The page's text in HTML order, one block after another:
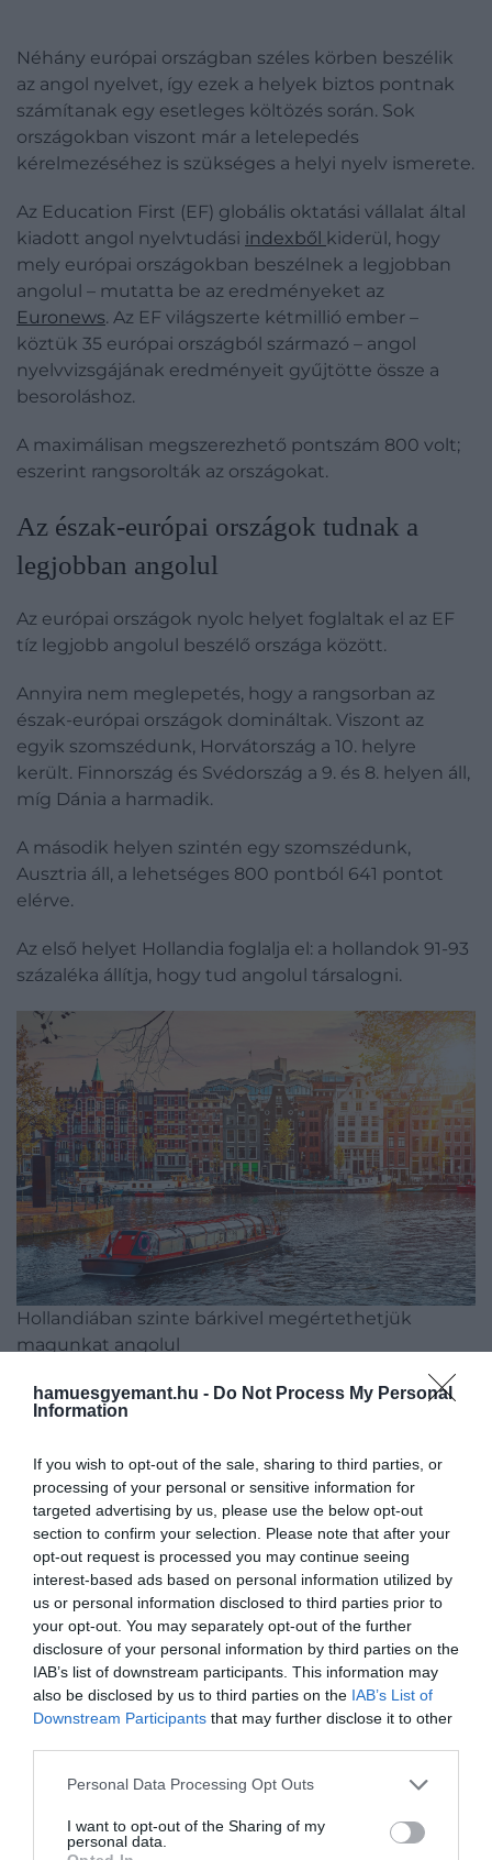
hamuesgyemant.hu - Do Not Process My Personal
Information
If you wish to opt-out of the sale, sharing to third parties, or
processing of your personal or sensitive information for
targeted advertising by us, please use the below opt-out
section to confirm your selection. Please note that after your
opt-out request is processed you may continue seeing
interest-based ads based on personal information utilized by
us or personal information disclosed to third parties prior to
your opt-out. You may separately opt-out of the further
disclosure of your personal information by third parties on the
IAB’s list of downstream participants. This information may
also be disclosed by us to third parties on the IAB’s List of
Downstream Participants that may further disclose it to other
Please note that this website/app uses one or more Google
not limited to your visit or usage behaviour. You may click to
grant or deny consent to Google and its third-party tags to
Personal Data Processing Opt Outs
I want to opt-out of the Sharing of my
personal data.
Néhány európai országban széles körben beszélik
az angol nyelvet, így ezek a helyek biztos pontnak
számítanak egy esetleges költözés során. Sok
országokban viszont már a letelepedés
kérelmezéséhez is szükséges a helyi nyelv ismerete.
Az Education First (EF) globális oktatási vállalat által
kiadott angol nyelvtudási indexből kiderül, hogy
mely európai országokban beszélnek a legjobban
angolul – mutatta be az eredményeket az
Euronews. Az EF világszerte kétmillió ember –
köztük 35 európai országból származó – angol
nyelvvizsgájának eredményeit gyűjtötte össze a
besoroláshoz.
A maximálisan megszerezhető pontszám 800 volt;
eszerint rangsorolták az országokat.
Az észak-európai országok tudnak a
legjobban angolul
Az európai országok nyolc helyet foglaltak el az EF
tíz legjobb angolul beszélő országa között.
Annyira nem meglepetés, hogy a rangsorban az
észak-európai országok domináltak. Viszont az
egyik szomszédunk, Horvátország a 10. helyre
került. Finnország és Svédország a 9. és 8. helyen áll,
míg Dánia a harmadik.
A második helyen szintén egy szomszédunk,
Ausztria áll, a lehetséges 800 pontból 641 pontot
elérve.
Az első helyet Hollandia foglalja el: a hollandok 91-93
százaléka állítja, hogy tud angolul társalogni.
Hollandiában szinte bárkivel megértethetjük
magunkat angolul
Shutterstock
legrosszabb helyen, így ha oda terveztünk költözni,
érdemes előzetesen megfontolni az olasz
nyelvtanfolyamokat.